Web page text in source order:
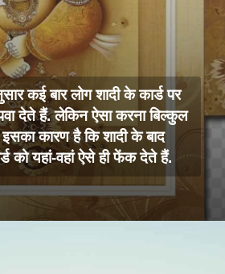
कई बार लोग शादी के कार्ड पर
देते हैं. लेकिन ऐसा करना बिल्कुल
कारण है कि शादी के बाद
को यहां-वहां ऐसे ही फेंक देते हैं.